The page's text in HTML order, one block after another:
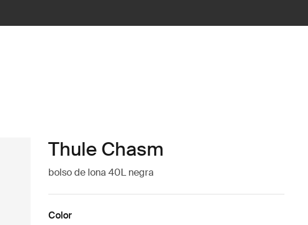
Thule Chasm
bolso de lona 40L negra
Color